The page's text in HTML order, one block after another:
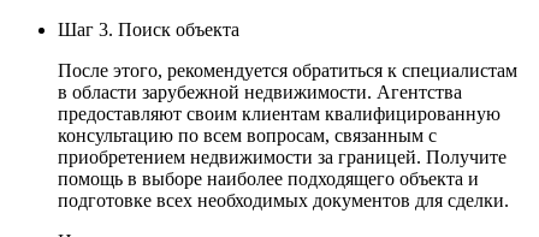
Шаг 3. Поиск объекта
После этого, рекомендуется обратиться к специалистам
в области зарубежной недвижимости. Агентства
предоставляют своим клиентам квалифицированную
консультацию по всем вопросам, связанным с
приобретением недвижимости за границей. Получите
помощь в выборе наиболее подходящего объекта и
подготовке всех необходимых документов для сделки.